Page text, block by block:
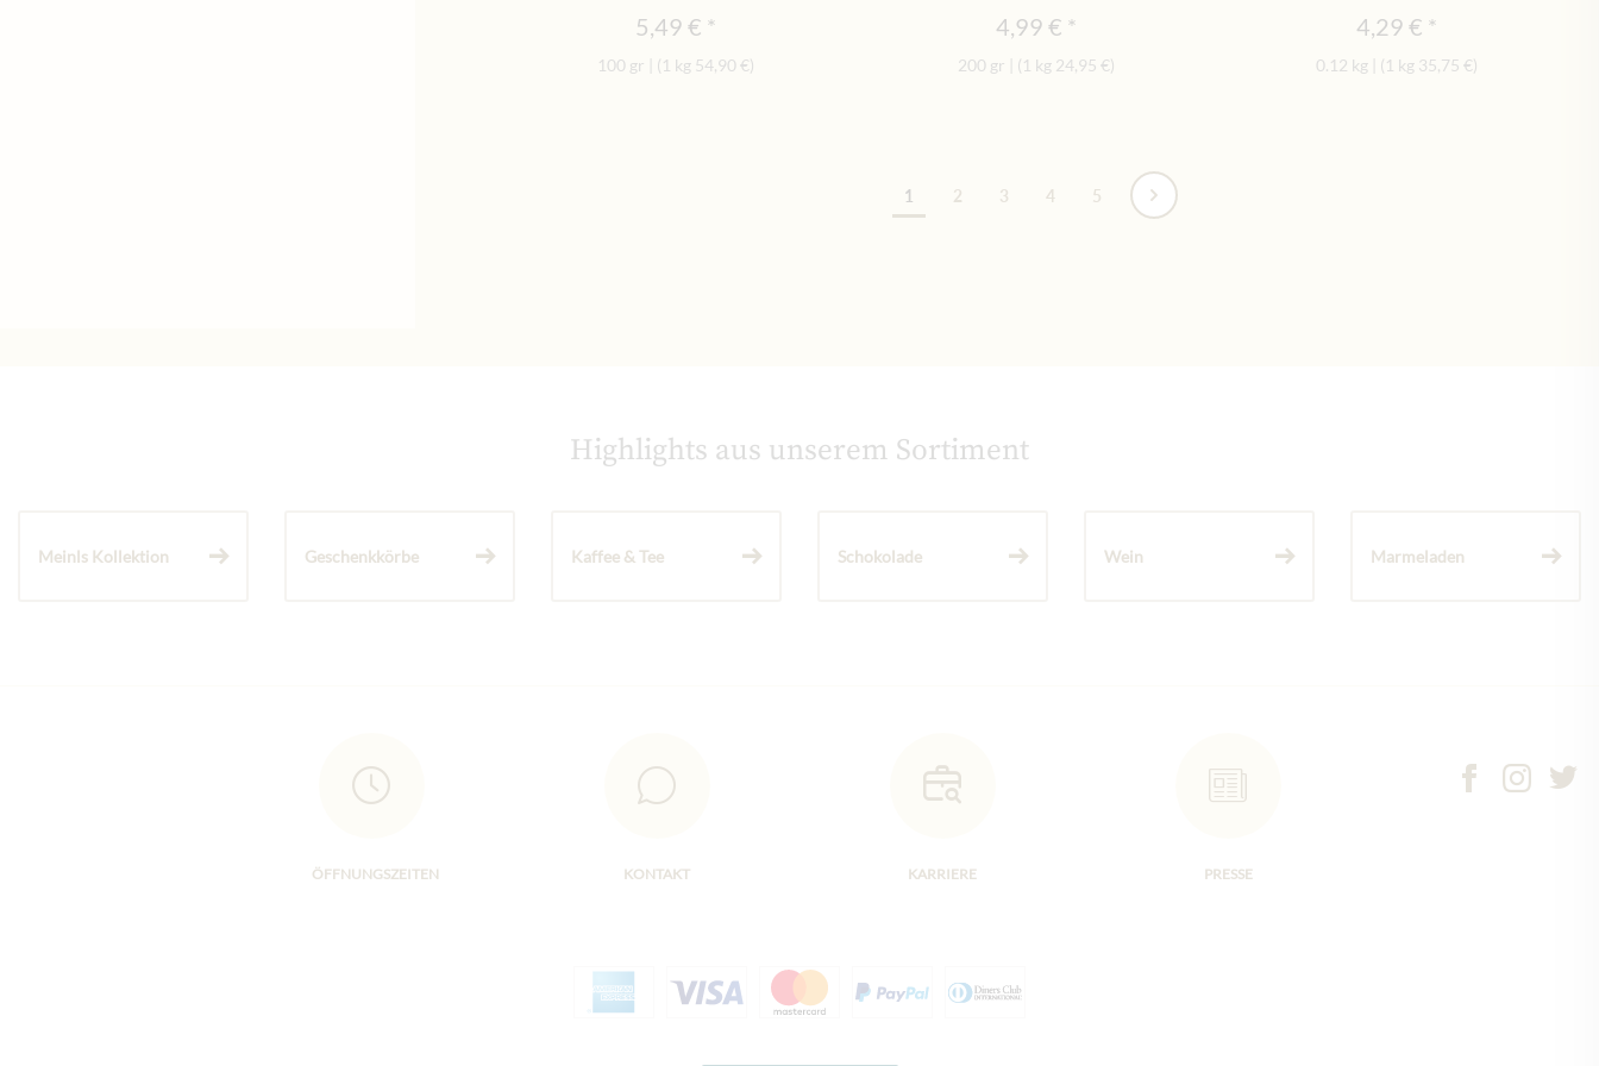
5,49 €
100 gr (1 kg 54,90 €)
4,99 €
200 gr (1 kg 24,95 €)
4,29 €
0.12 kg (1 kg 35,75 €)
1 2 3 4 5
Highlights aus unserem Sortiment
Meinls Kollektion Geschenkkörbe Kaffee & Tee Schokolade Wein Marmeladen
ÖFFNUNGSZEITEN KONTAKT KARRIERE PRESSE